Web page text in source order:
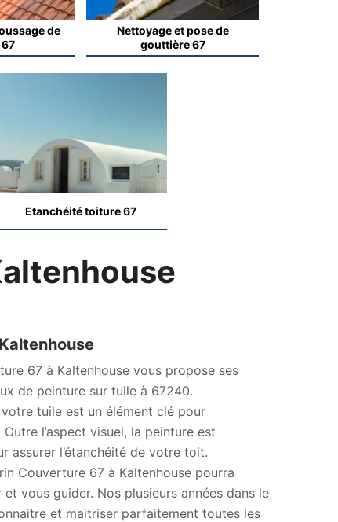
de
Nettoyage et pose de
gouttière 67
Etanchéité toiture 67
67 à Kaltenhouse vous propose ses
de peinture sur tuile à 67240.
tuile est un élément clé pour
l’aspect visuel, la peinture est
assurer l’étanchéité de votre toit.
Couverture 67 à Kaltenhouse pourra
vous guider. Nos plusieurs années dans le
et maitriser parfaitement toutes les